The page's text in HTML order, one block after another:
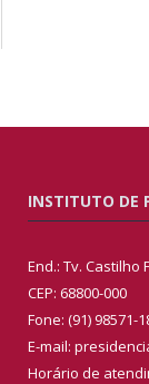
INSTITUTO DE
End.: Tv. Castilho
CEP: 68800-000
Fone: (91) 98571-
E-mail:
Horário de